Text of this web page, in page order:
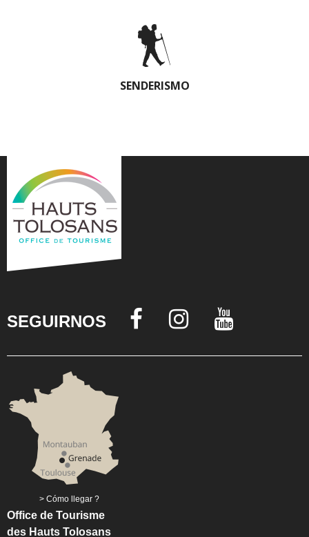
SENDERISMO
SEGUIRNOS
Cómo llegar ?
Office de Tourisme
des Hauts Tolosans